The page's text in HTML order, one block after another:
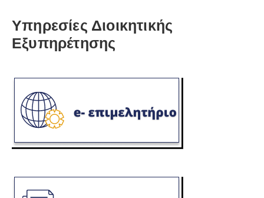
Υπηρεσίες Διοικητικής
Εξυπηρέτησης